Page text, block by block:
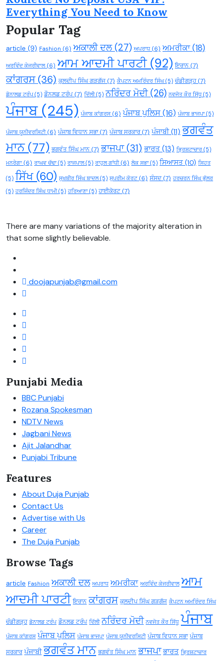
Everything You Need to Know
Popular Tag
article (9) Fashion (6) ਅਕਾਲੀ ਦਲ(27) ਅਪਰਾਧ (6) ਅਮਰੀਕਾ(18)
ਅਰਵਿੰਦ ਕੇਜਰੀਵਾਲ(6) ਆਮ ਆਦਮੀ ਪਾਰਟੀ(92) ਇਰਾਨ (7)
ਕਾਂਗਰਸ(36) ਕੁਲਦੀਪ ਸਿੰਘ ਗੜਗੱਜ (7) ਕੈਪਟਨ ਅਮਰਿੰਦਰ ਸਿੰਘ(5) ਚੰਡੀਗੜ੍ਹ(7)
ਡੋਨਾਲਡ ਟਰੰਪ(5) ਡੌਨਲਡ ਟਰੰਪ (7) ਦਿੱਲੀ(5) ਨਰਿੰਦਰ ਮੋਦੀ(26) ਨਵਜੋਤ ਕੌਰ ਸਿੱਧੂ (5)
ਪੰਜਾਬ(245) ਪੰਜਾਬ ਕਾਂਗਰਸ(6) ਪੰਜਾਬ ਪੁਲਿਸ(16) ਪੰਜਾਬ ਭਾਜਪਾ(5)
ਪੰਜਾਬ ਯੂਨੀਵਰਸਿਟੀ(6) ਪੰਜਾਬ ਵਿਧਾਨ ਸਭਾ(7) ਪੰਜਾਬ ਸਰਕਾਰ(7) ਪੰਜਾਬੀ(11) ਭਗਵੰਤ
ਮਾਨ(77) ਭਗਵੰਤ ਸਿੰਘ ਮਾਨ (7) ਭਾਜਪਾ(31) ਭਾਰਤ (13) ਭ੍ਰਿਸ਼ਟਾਚਾਰ (5)
ਮਨਰੇਗਾ(6) ਰਾਘਵ ਚੱਢਾ(5) ਰਾਜਪਾਲ(5) ਰਾਹੁਲ ਗਾਂਧੀ(6) ਲੋਕ ਸਭਾ(5) ਸਿਆਸਤ(10) ਸਿਹਤ
(5) ਸਿੱਖ(60) ਸੁਖਬੀਰ ਸਿੰਘ ਬਾਦਲ(5) ਸੁਪਰੀਮ ਕੋਰਟ(6) ਸੰਸਦ (7) ਹਰਚਰਨ ਸਿੰਘ ਭੁੱਲਰ
(5) ਹਰਜਿੰਦਰ ਸਿੰਘ ਧਾਮੀ(5) ਹਰਿਆਣਾ(5) ਹਾਈਕੋਰਟ (7)
There are many variations of the majority alteration in
that some slightly believable.
doojapunjab@gmail.com
Punjabi Media
BBC Punjabi
Rozana Spokesman
NDTV News
Jagbani News
Ajit Jalandhar
Punjabi Tribune
Features
About Duja Punjab
Contact Us
Advertise with Us
Career
The Duja Punjab
Browse Tags
article Fashion ਅਕਾਲੀ ਦਲ ਅਪਰਾਧ ਅਮਰੀਕਾ ਅਰਵਿੰਦ ਕੇਜਰੀਵਾਲ ਆਮ
ਆਦਮੀ ਪਾਰਟੀ ਇਰਾਨ ਕਾਂਗਰਸ ਕੁਲਦੀਪ ਸਿੰਘ ਗੜਗੱਜ ਕੈਪਟਨ ਅਮਰਿੰਦਰ ਸਿੰਘ
ਚੰਡੀਗੜ੍ਹ ਡੋਨਾਲਡ ਟਰੰਪ ਡੌਨਲਡ ਟਰੰਪ ਦਿੱਲੀ ਨਰਿੰਦਰ ਮੋਦੀ ਨਵਜੋਤ ਕੌਰ ਸਿੱਧੂ ਪੰਜਾਬ
ਪੰਜਾਬ ਕਾਂਗਰਸ ਪੰਜਾਬ ਪੁਲਿਸ ਪੰਜਾਬ ਭਾਜਪਾ ਪੰਜਾਬ ਯੂਨੀਵਰਸਿਟੀ ਪੰਜਾਬ ਵਿਧਾਨ ਸਭਾ ਪੰਜਾਬ
ਸਰਕਾਰ ਪੰਜਾਬੀ ਭਗਵੰਤ ਮਾਨ ਭਗਵੰਤ ਸਿੰਘ ਮਾਨ ਭਾਜਪਾ ਭਾਰਤ ਭ੍ਰਿਸ਼ਟਾਚਾਰ